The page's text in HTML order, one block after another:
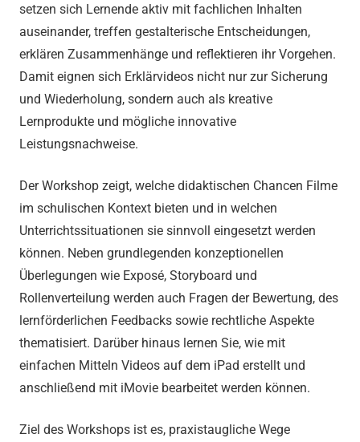
setzen sich Lernende aktiv mit fachlichen Inhalten
auseinander, treffen gestalterische Entscheidungen,
erklären Zusammenhänge und reflektieren ihr Vorgehen.
Damit eignen sich Erklärvideos nicht nur zur Sicherung
und Wiederholung, sondern auch als kreative
Lernprodukte und mögliche innovative
Leistungsnachweise.
Der Workshop zeigt, welche didaktischen Chancen Filme
im schulischen Kontext bieten und in welchen
Unterrichtssituationen sie sinnvoll eingesetzt werden
können. Neben grundlegenden konzeptionellen
Überlegungen wie Exposé, Storyboard und
Rollenverteilung werden auch Fragen der Bewertung, des
lernförderlichen Feedbacks sowie rechtliche Aspekte
thematisiert. Darüber hinaus lernen Sie, wie mit
einfachen Mitteln Videos auf dem iPad erstellt und
anschließend mit iMovie bearbeitet werden können.
Ziel des Workshops ist es, praxistaugliche Wege